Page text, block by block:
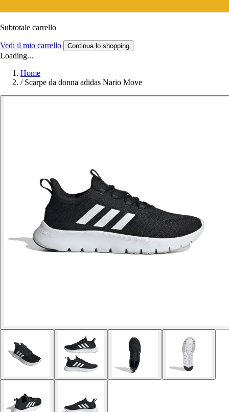
Subtotale carrello
Vedi il mio carrello Continua lo shopping
Loading...
Home
/ Scarpe da donna adidas Nario Move